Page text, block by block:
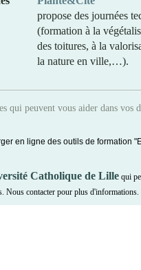
propose des journées
(formation à la
des toitures, à la
la nature en ville,…).
qui peuvent vous aider dans vos
en ligne des outils de formation
Catholique de Lille qui
Nous contacter pour plus d'informations.